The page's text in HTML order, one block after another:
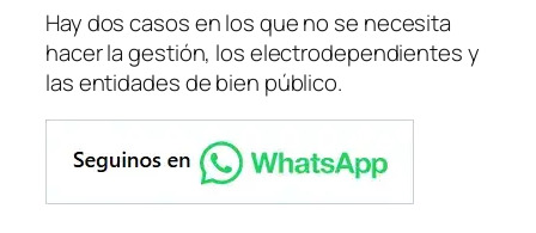
Hay dos casos en los que no se necesita
hacer la gestión, los electrodependientes y
las entidades de bien público.